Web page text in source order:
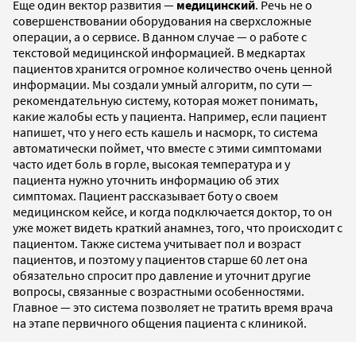
Еще один вектор развития — медицинский. Речь не о
совершенствовании оборудования на сверхсложные
операции, а о сервисе. В данном случае — о работе с
текстовой медицинской информацией. В медкартах
пациентов хранится огромное количество очень ценной
информации. Мы создали умный алгоритм, по сути —
рекомендательную систему, которая может понимать,
какие жалобы есть у пациента. Например, если пациент
напишет, что у него есть кашель и насморк, то система
автоматически поймет, что вместе с этими симптомами
часто идет боль в горле, высокая температура и у
пациента нужно уточнить информацию об этих
симптомах. Пациент рассказывает боту о своем
медицинском кейсе, и когда подключается доктор, то он
уже может видеть краткий анамнез, того, что происходит с
пациентом. Также система учитывает пол и возраст
пациентов, и поэтому у пациентов старше 60 лет она
обязательно спросит про давление и уточнит другие
вопросы, связанные с возрастными особенностями.
Главное — это система позволяет не тратить время врача
на этапе первичного общения пациента с клиникой.